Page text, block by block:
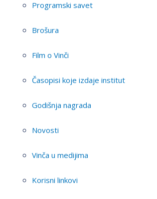
Programski savet
Brošura
Film o Vinči
Časopisi koje izdaje institut
Godišnja nagrada
Novosti
Vinča u medijima
Korisni linkovi